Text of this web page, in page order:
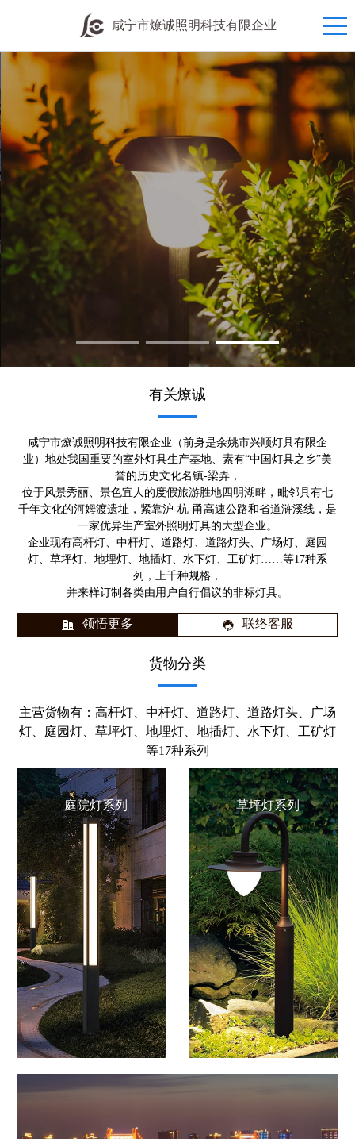
咸宁市燎诚照明科技有限企业
有关燎诚
咸宁市燎诚照明科技有限企业（前身是余姚市兴顺灯具有限企
业）地处我国重要的室外灯具生产基地、素有“中国灯具之乡”美
誉的历史文化名镇-梁弄，
位于风景秀丽、景色宜人的度假旅游胜地四明湖畔，毗邻具有七
千年文化的河姆渡遗址，紧靠沪-杭-甬高速公路和省道浒溪线，是
一家优异生产室外照明灯具的大型企业。
企业现有高杆灯、中杆灯、道路灯、道路灯头、广场灯、庭园
灯、草坪灯、地埋灯、地插灯、水下灯、工矿灯……等17种系
列，上千种规格，
并来样订制各类由用户自行倡议的非标灯具。
领悟更多 联络客服
货物分类
主营货物有：高杆灯、中杆灯、道路灯、道路灯头、广场
灯、庭园灯、草坪灯、地埋灯、地插灯、水下灯、工矿灯
等17种系列
庭院灯系列 草坪灯系列